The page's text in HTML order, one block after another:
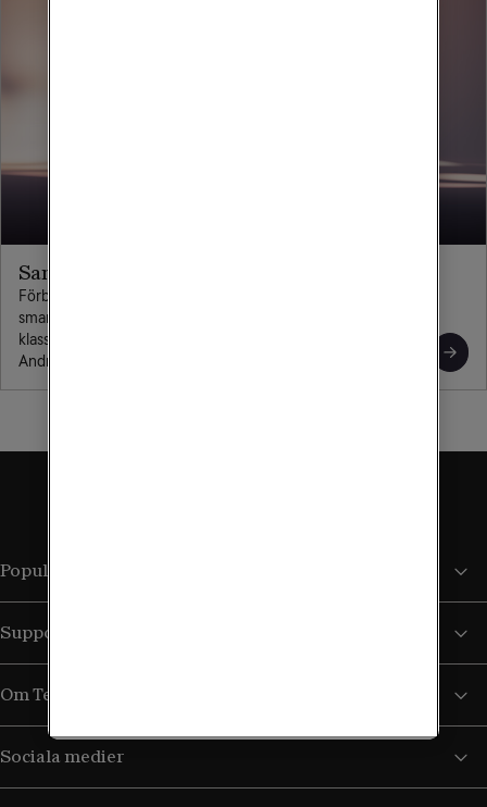
Samsung Galaxy Watch
Förbättra hälsan och få upp vardagsmotionen med en
smartwatch. Samsung Galaxy Watch är en snygg klocka med
klassisk design och det självklara valet för dig med en
Androidmobil.
Populära sidor
Support
Om Tele2
Sociala medier